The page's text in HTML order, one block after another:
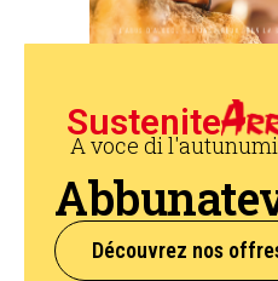
Sustenite
A voce di
Découvrez nos